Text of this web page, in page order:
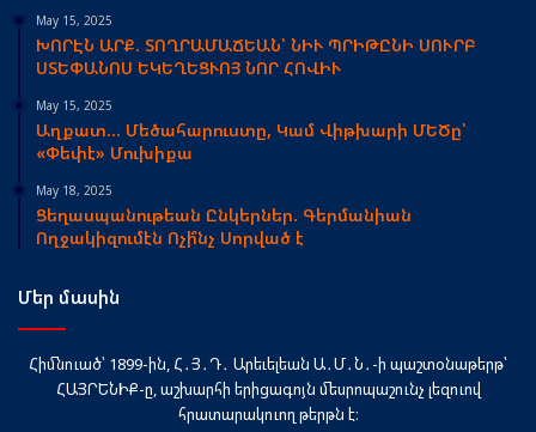
May 15, 2025
ԽՈՐԷՆ ԱՐՔ. ՏՈՂՐԱՄԱՃԵԱՆ՝ ՆԻՒ ՊՐԻԹԸՆԻ ՍՈՒՐԲ
ՍՏԵՓԱՆՈՍ ԵԿԵՂԵՑՒՈՅ ՆՈՐ ՀՈՎԻՒ
May 15, 2025
Աղքատ… Մեծահարուստը, Կամ Վիթխարի ՄԵԾը՝
«Փեփէ» Մուխիքա
May 18, 2025
Ցեղասպանութեան Ընկերներ. Գերմանիան
Ողջակիզումէն Ոչի՞նչ Սորված է
Մեր մասին
Հիմնուած՝ 1899-ին, Հ․Յ․Դ․ Արեւելեան Ա․Մ․Ն․-ի պաշտօնաթերթ՝
ՀԱՅՐԵՆԻՔ-ը, աշխարհի երիցագոյն մեսրոպաշունչ լեզուով
հրատարակուող թերթն է։